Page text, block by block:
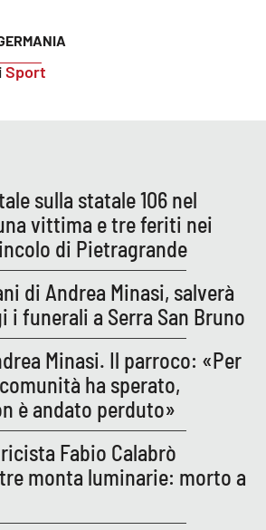
Sport
sulla statale 106 nel
vittima e tre feriti nei
di Pietragrande
di Andrea Minasi, salverà
i funerali a Serra San Bruno
Minasi. Il parroco: «Per
ha sperato,
è andato perduto»
Fabio Calabrò
monta luminarie: morto a